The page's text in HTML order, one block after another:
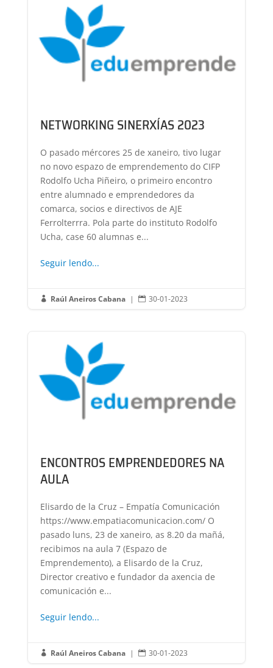
NETWORKING SINERXÍAS 2023
O pasado mércores 25 de xaneiro, tivo lugar
no novo espazo de emprendemento do CIFP
Rodolfo Ucha Piñeiro, o primeiro encontro
entre alumnado e emprendedores da
comarca, socios e directivos de AJE
Ferrolterrra. Pola parte do instituto Rodolfo
Ucha, case 60 alumnas e...
Seguir lendo...
 Raúl Aneiros Cabana |  30-01-2023
ENCONTROS EMPRENDEDORES NA
AULA
Elisardo de la Cruz – Empatía Comunicación
https://www.empatiacomunicacion.com/ O
pasado luns, 23 de xaneiro, as 8.20 da mañá,
recibimos na aula 7 (Espazo de
Emprendemento), a Elisardo de la Cruz,
Director creativo e fundador da axencia de
comunicación e...
Seguir lendo...
 Raúl Aneiros Cabana |  30-01-2023